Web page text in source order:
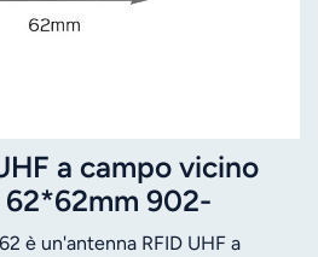
a campo vicino
902-
è un'antenna RFID UHF a